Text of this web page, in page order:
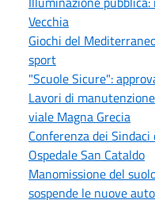
Vecchia
Giochi del
sport
"Scuole Sicure":
Lavori di
viale Magna Grecia
Conferenza dei
Ospedale San Cataldo
Manomissione del
sospende le nuove